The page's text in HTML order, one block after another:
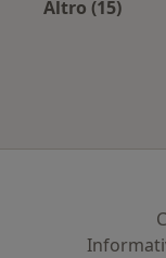
Altro (15)